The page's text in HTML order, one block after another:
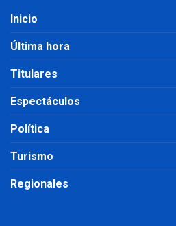
Inicio
Última hora
Titulares
Espectáculos
Política
Turismo
Regionales